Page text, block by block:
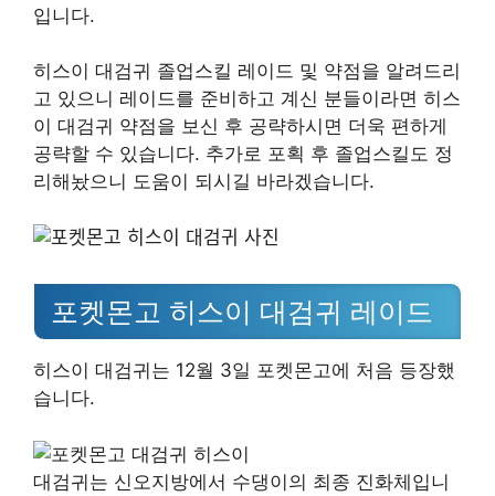
입니다.
히스이 대검귀 졸업스킬 레이드 및 약점을 알려드리
고 있으니 레이드를 준비하고 계신 분들이라면 히스
이 대검귀 약점을 보신 후 공략하시면 더욱 편하게
공략할 수 있습니다. 추가로 포획 후 졸업스킬도 정
리해놨으니 도움이 되시길 바라겠습니다.
포켓몬고 히스이 대검귀 레이드
히스이 대검귀는 12월 3일 포켓몬고에 처음 등장했
습니다.
대검귀는 신오지방에서 수댕이의 최종 진화체입니